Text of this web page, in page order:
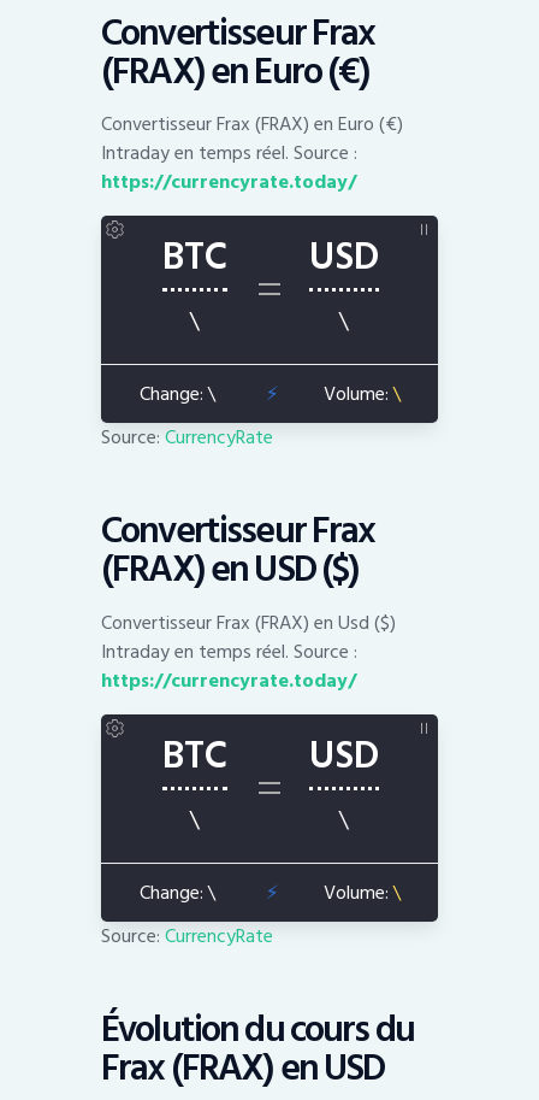
Convertisseur Frax
(FRAX) en Euro (€)
Convertisseur Frax (FRAX) en Euro (€)
Intraday en temps réel. Source :
https://currencyrate.today/
Source:CurrencyRate
Convertisseur Frax
(FRAX) en USD ($)
Convertisseur Frax (FRAX) en Usd ($)
Intraday en temps réel. Source :
https://currencyrate.today/
Source:CurrencyRate
Évolution du cours du
Frax (FRAX) en USD